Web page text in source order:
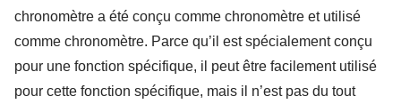
chronomètre a été conçu comme chronomètre et utilisé
comme chronomètre. Parce qu’il est spécialement conçu
pour une fonction spécifique, il peut être facilement utilisé
pour cette fonction spécifique, mais il n’est pas du tout